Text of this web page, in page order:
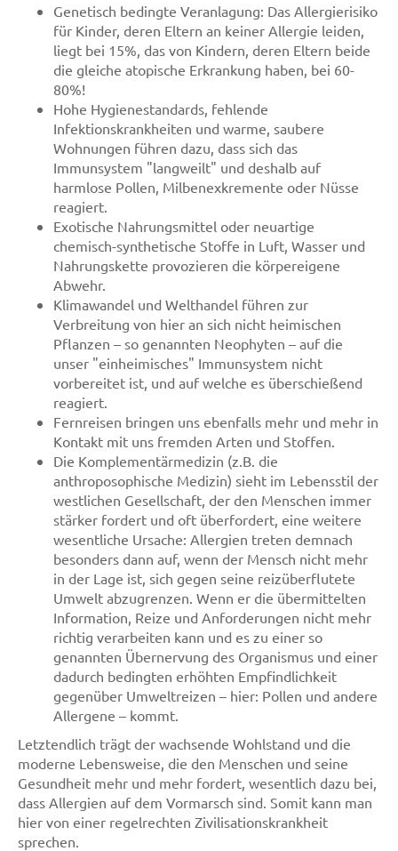
Genetisch bedingte Veranlagung: Das Allergierisiko
für Kinder, deren Eltern an keiner Allergie leiden,
liegt bei 15%, das von Kindern, deren Eltern beide
die gleiche atopische Erkrankung haben, bei 60-
80%!
Hohe Hygienestandards, fehlende
Infektionskrankheiten und warme, saubere
Wohnungen führen dazu, dass sich das
Immunsystem "langweilt" und deshalb auf
harmlose Pollen, Milbenexkremente oder Nüsse
reagiert.
Exotische Nahrungsmittel oder neuartige
chemisch-synthetische Stoffe in Luft, Wasser und
Nahrungskette provozieren die körpereigene
Abwehr.
Klimawandel und Welthandel führen zur
Verbreitung von hier an sich nicht heimischen
Pflanzen – so genannten Neophyten – auf die
unser "einheimisches" Immunsystem nicht
vorbereitet ist, und auf welche es überschießend
reagiert.
Fernreisen bringen uns ebenfalls mehr und mehr in
Kontakt mit uns fremden Arten und Stoffen.
Die Komplementärmedizin (z.B. die
anthroposophische Medizin) sieht im Lebensstil der
westlichen Gesellschaft, der den Menschen immer
stärker fordert und oft überfordert, eine weitere
wesentliche Ursache: Allergien treten demnach
besonders dann auf, wenn der Mensch nicht mehr
in der Lage ist, sich gegen seine reizüberflutete
Umwelt abzugrenzen. Wenn er die übermittelten
Information, Reize und Anforderungen nicht mehr
richtig verarbeiten kann und es zu einer so
genannten Übernervung des Organismus und einer
dadurch bedingten erhöhten Empfindlichkeit
gegenüber Umweltreizen – hier: Pollen und andere
Allergene – kommt.
Letztendlich trägt der wachsende Wohlstand und die
moderne Lebensweise, die den Menschen und seine
Gesundheit mehr und mehr fordert, wesentlich dazu bei,
dass Allergien auf dem Vormarsch sind. Somit kann man
hier von einer regelrechten Zivilisationskrankheit
sprechen.